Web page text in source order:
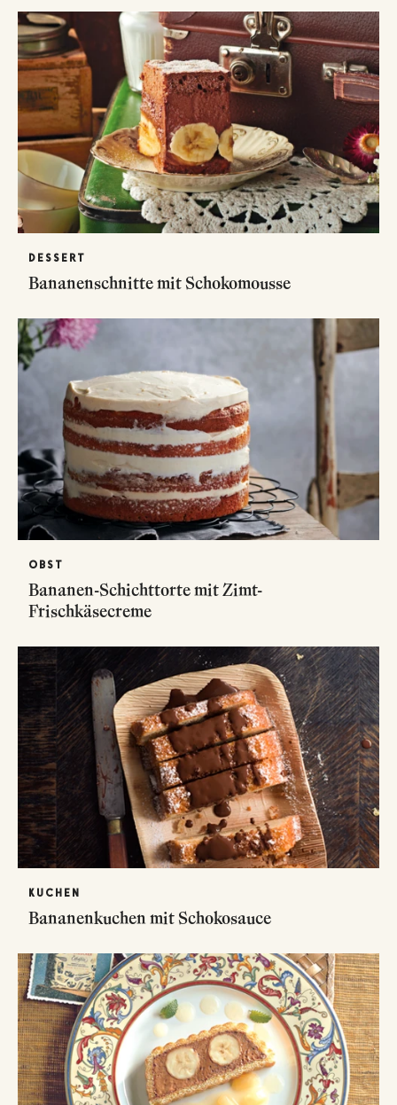
DESSERT
Bananenschnitte mit Schokomousse
OBST
Bananen-Schichttorte mit Zimt-
Frischkäsecreme
KUCHEN
Bananenkuchen mit Schokosauce